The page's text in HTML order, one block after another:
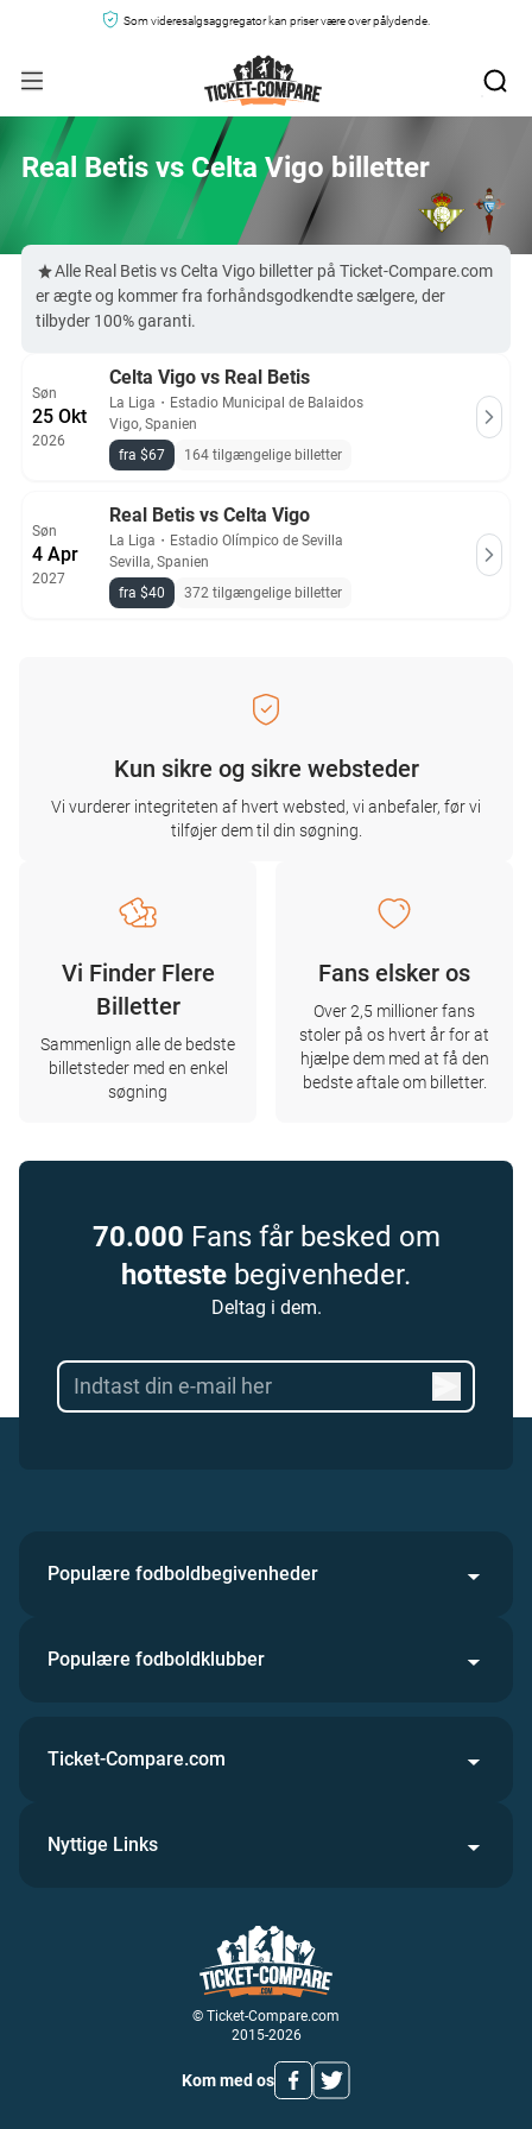
Som videresalgsaggregator kan priser være over pålydende.
Real Betis vs Celta Vigo billetter
Alle Real Betis vs Celta Vigo billetter på Ticket-Compare.com
er ægte og kommer fra forhåndsgodkendte sælgere, der
tilbyder 100% garanti.
Søn
25 Okt
2026
Celta Vigo vs Real Betis
La Liga ・ Estadio Municipal de Balaidos
Vigo, Spanien
fra $67
164 tilgængelige billetter
Søn
4 Apr
2027
Real Betis vs Celta Vigo
La Liga ・ Estadio Olímpico de Sevilla
Sevilla, Spanien
fra $40
372 tilgængelige billetter
Kun sikre og sikre websteder
Vi vurderer integriteten af ​​hvert websted, vi anbefaler, før vi
tilføjer dem til din søgning.
Vi Finder Flere
Billetter
Sammenlign alle de bedste
billetsteder med en enkel
søgning
Fans elsker os
Over 2,5 millioner fans
stoler på os hvert år for at
hjælpe dem med at få den
bedste aftale om billetter.
70.000 Fans får besked om
hotteste begivenheder.
Deltag i dem.
Populære fodboldbegivenheder
Populære fodboldklubber
© Ticket-Compare.com
2015-2026
Kom med os
Ticket-Compare.com
Nyttige Links